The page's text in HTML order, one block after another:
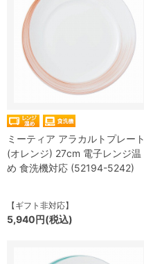
ミーティア アラカルトプレート
(オレンジ) 27cm 電子レンジ温
め 食洗機対応 (52194-5242)
【ギフト非対応】
5,940円(税込)